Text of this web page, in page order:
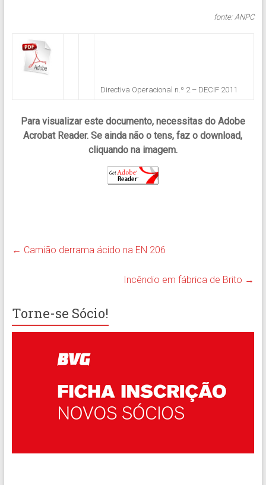
fonte: ANPC
Directiva Operacional n.º 2 – DECIF 2011
Para visualizar este documento, necessitas do Adobe
Acrobat Reader. Se ainda não o tens, faz o download,
cliquando na imagem.
← Camião derrama ácido na EN 206
Incêndio em fábrica de Brito →
Torne-se Sócio!